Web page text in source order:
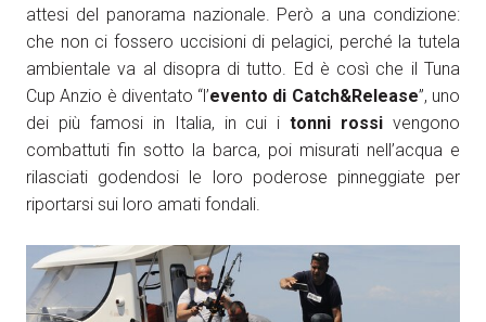
attesi del panorama nazionale. Però a una condizione:
che non ci fossero uccisioni di pelagici, perché la tutela
ambientale va al disopra di tutto. Ed è così che il Tuna
Cup Anzio è diventato “l’evento di Catch&Release”, uno
dei più famosi in Italia, in cui itonni rossi vengono
combattuti fin sotto la barca, poi misurati nell’acqua e
rilasciati godendosi le loro poderose pinneggiate per
riportarsi sui loro amati fondali.